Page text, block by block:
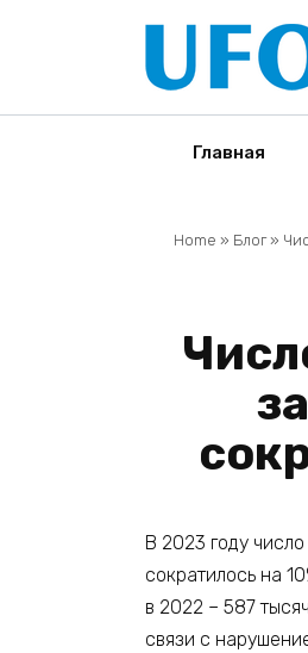
Главная
Home » Блог»
В 2023 году
сократилось на
в 2022 – 587
связи с